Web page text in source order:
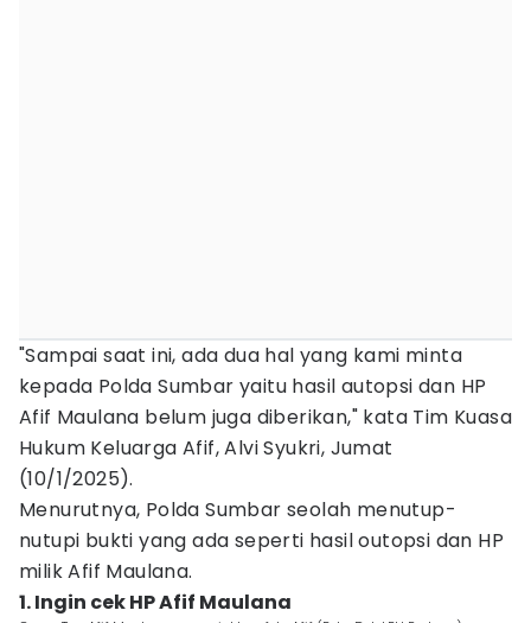
"Sampai saat ini, ada dua hal yang kami minta
kepada Polda Sumbar yaitu hasil autopsi dan HP
Afif Maulana belum juga diberikan," kata Tim Kuasa
Hukum Keluarga Afif, Alvi Syukri, Jumat
(10/1/2025).
Menurutnya, Polda Sumbar seolah menutup-
nutupi bukti yang ada seperti hasil outopsi dan HP
milik Afif Maulana.
1. Ingin cek HP Afif Maulana